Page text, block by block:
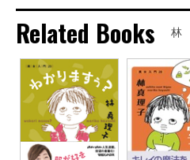
Related Books 林